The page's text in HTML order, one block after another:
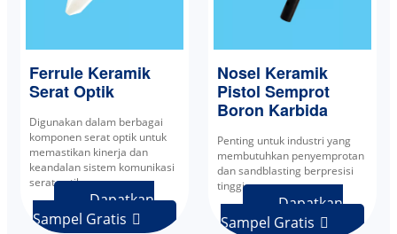
Ferrule Keramik
Serat Optik
Digunakan dalam berbagai
komponen serat optik untuk
memastikan kinerja dan
keandalan sistem komunikasi
serat optik.
Dapatkan
Sampel Gratis 
Nosel Keramik
Pistol Semprot
Boron Karbida
Penting untuk industri yang
membutuhkan penyemprotan
dan sandblasting berpresisi
tinggi.
Dapatkan
Sampel Gratis 